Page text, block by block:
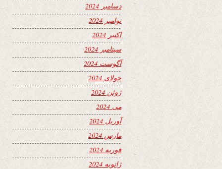
دسامبر 2024
نوامبر 2024
اکتبر 2024
سپتامبر 2024
آگوست 2024
جولای 2024
ژوئن 2024
می 2024
آوریل 2024
مارس 2024
فوریه 2024
ژانویه 2024